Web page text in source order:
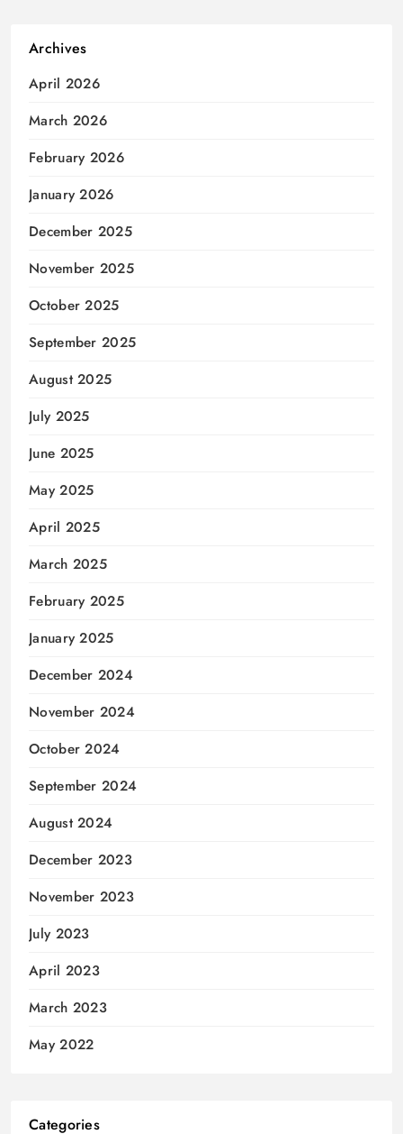
Archives
April 2026
March 2026
February 2026
January 2026
December 2025
November 2025
October 2025
September 2025
August 2025
July 2025
June 2025
May 2025
April 2025
March 2025
February 2025
January 2025
December 2024
November 2024
October 2024
September 2024
August 2024
December 2023
November 2023
July 2023
April 2023
March 2023
May 2022
Categories